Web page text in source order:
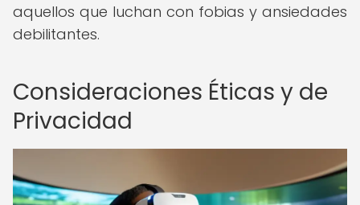
aquellos que luchan con fobias y ansiedades
debilitantes.
Consideraciones Éticas y de
Privacidad